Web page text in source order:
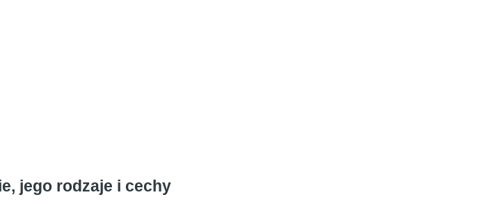
jego rodzaje i cechy